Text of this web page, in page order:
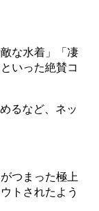
な水着」「凄
いった絶賛コ
るなど、ネッ
つまった極上
トされたよう